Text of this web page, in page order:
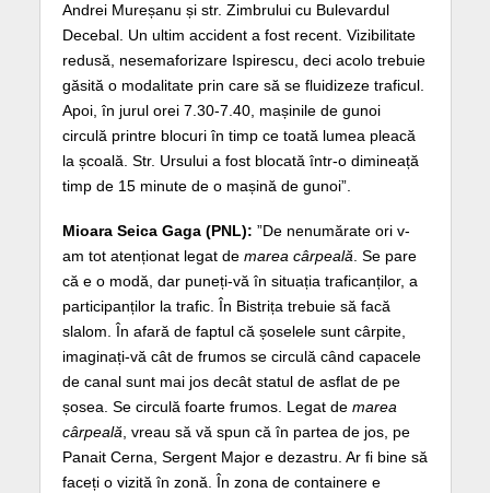
Andrei Mureșanu și str. Zimbrului cu Bulevardul
Decebal. Un ultim accident a fost recent. Vizibilitate
redusă, nesemaforizare Ispirescu, deci acolo trebuie
găsită o modalitate prin care să se fluidizeze traficul.
Apoi, în jurul orei 7.30-7.40, mașinile de gunoi
circulă printre blocuri în timp ce toată lumea pleacă
la școală. Str. Ursului a fost blocată într-o dimineață
timp de 15 minute de o mașină de gunoi”.
Mioara Seica Gaga (PNL): ”De nenumărate ori v-
am tot atenționat legat de marea cârpeală . Se pare
că e o modă, dar puneți-vă în situația traficanților, a
participanților la trafic. În Bistrița trebuie să facă
slalom. În afară de faptul că șoselele sunt cârpite,
imaginați-vă cât de frumos se circulă când capacele
de canal sunt mai jos decât statul de asflat de pe
șosea. Se circulă foarte frumos. Legat de marea
cârpeală , vreau să vă spun că în partea de jos, pe
Panait Cerna, Sergent Major e dezastru. Ar fi bine să
faceți o vizită în zonă. În zona de containere e